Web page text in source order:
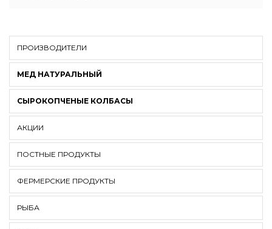
ПРОИЗВОДИТЕЛИ
МЕД НАТУРАЛЬНЫЙ
СЫРОКОПЧЕНЫЕ КОЛБАСЫ
АКЦИИ
ПОСТНЫЕ ПРОДУКТЫ
ФЕРМЕРСКИЕ ПРОДУКТЫ
РЫБА